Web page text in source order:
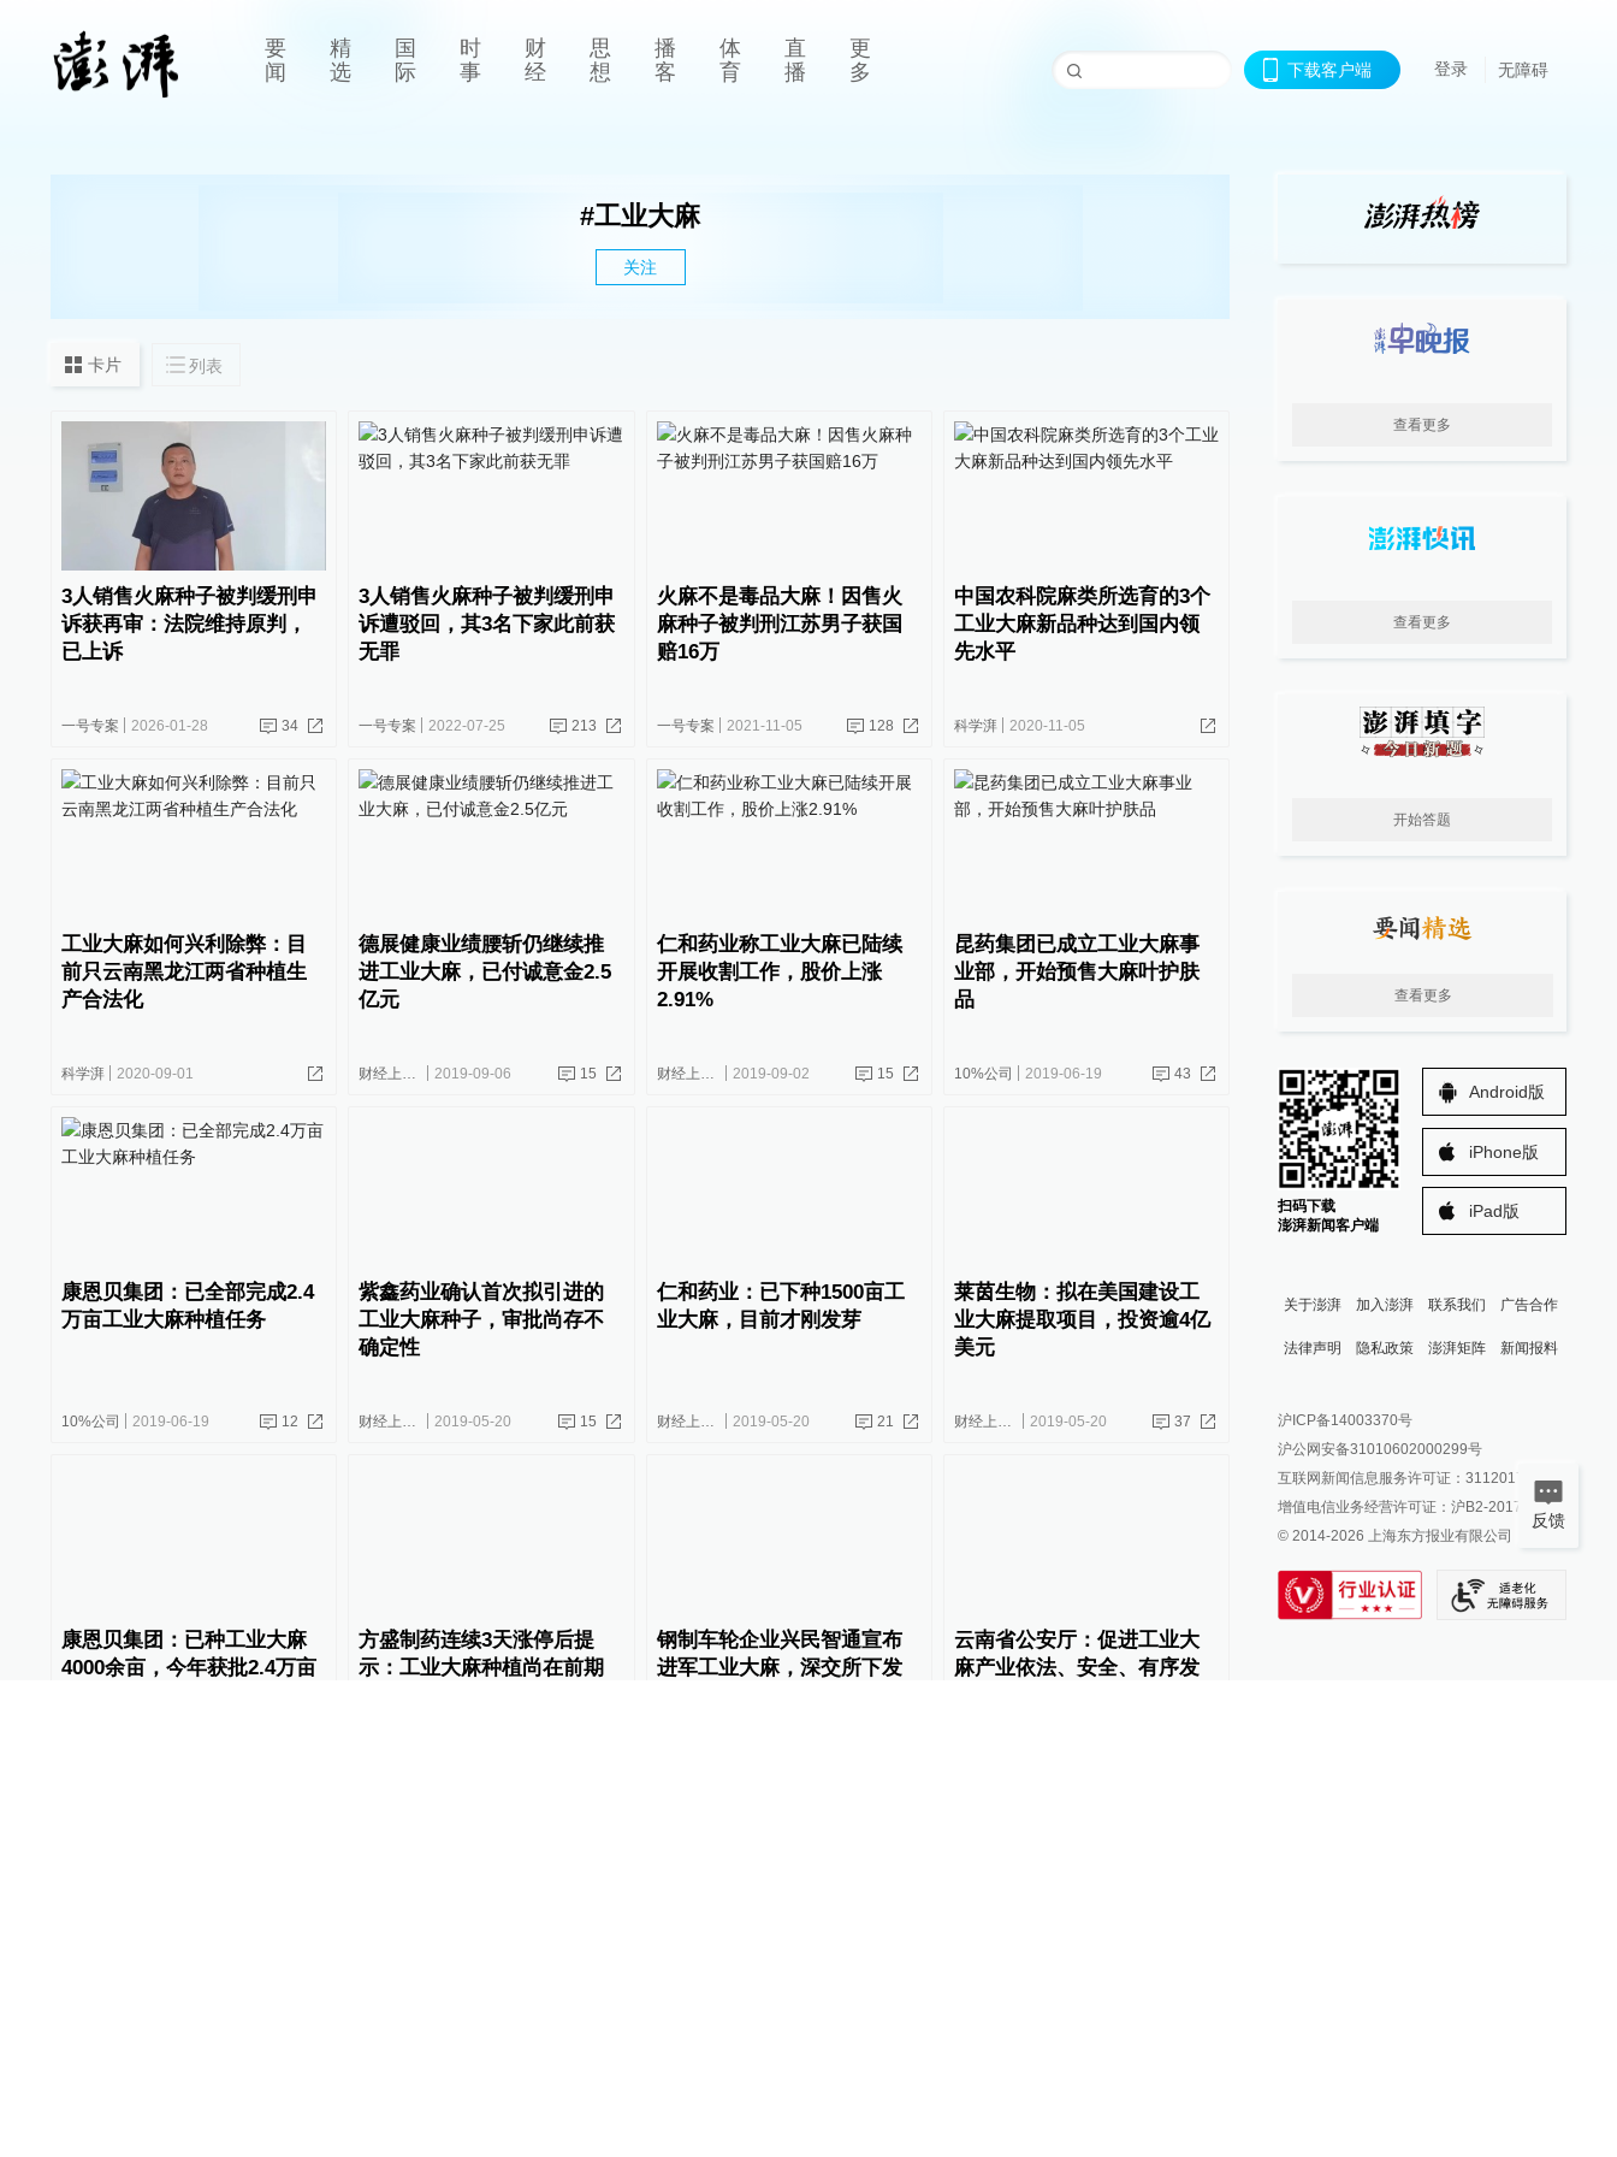
要
闻
精
选
国
际
时
事
财
经
思
想
播
客
体
育
直
播
更
多
下载客户端 登录 无障碍
#工业大麻
关注
卡片 列表
3人销售火麻种子被判缓刑申
诉获再审：法院维持原判，
已上诉
一号专案 2026-01-28 34
3人销售火麻种子被判缓刑申
诉遭驳回，其3名下家此前获
无罪
一号专案 2022-07-25 213
火麻不是毒品大麻！因售火
麻种子被判刑江苏男子获国
赔16万
一号专案 2021-11-05 128
中国农科院麻类所选育的3个
工业大麻新品种达到国内领
先水平
科学湃 2020-11-05
工业大麻如何兴利除弊：目
前只云南黑龙江两省种植生
产合法化
科学湃 2020-09-01
德展健康业绩腰斩仍继续推
进工业大麻，已付诚意金2.5
亿元
财经上下游 2019-09-06 15
仁和药业称工业大麻已陆续
开展收割工作，股价上涨
2.91%
财经上下游 2019-09-02 15
昆药集团已成立工业大麻事
业部，开始预售大麻叶护肤
品
10%公司 2019-06-19 43
康恩贝集团：已全部完成2.4
万亩工业大麻种植任务
10%公司 2019-06-19 12
紫鑫药业确认首次拟引进的
工业大麻种子，审批尚存不
确定性
财经上下游 2019-05-20 15
仁和药业：已下种1500亩工
业大麻，目前才刚发芽
财经上下游 2019-05-20 21
莱茵生物：拟在美国建设工
业大麻提取项目，投资逾4亿
美元
财经上下游 2019-05-20 37
康恩贝集团：已种工业大麻
4000余亩，今年获批2.4万亩
方盛制药连续3天涨停后提
示：工业大麻种植尚在前期
钢制车轮企业兴民智通宣布
进军工业大麻，深交所下发
云南省公安厅：促进工业大
麻产业依法、安全、有序发
查看更多
查看更多
开始答题
查看更多
扫码下载
澎湃新闻客户端
Android版
iPhone版
iPad版
关于澎湃 加入澎湃 联系我们 广告合作
法律声明 隐私政策 澎湃矩阵
澎湃新闻公众号
澎湃新闻抖音号
派生万物开放平台
IP SHANGHAI
SIXTH TONE
新闻报料
报料邮箱: news@thepaper.cn
沪ICP备14003370号
沪公网安备31010602000299号
互联网新闻信息服务许可证：31120170006
增值电信业务经营许可证：沪B2-2017116
© 2014-2026 上海东方报业有限公司
反馈